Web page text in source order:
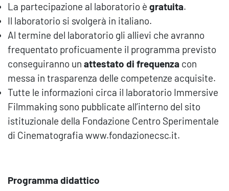
La partecipazione al laboratorio è gratuita.
Il laboratorio si svolgerà in italiano.
Al termine del laboratorio gli allievi che avranno
frequentato proficuamente il programma previsto
conseguiranno un attestato di frequenza con
messa in trasparenza delle competenze acquisite.
Tutte le informazioni circa il laboratorio Immersive
Filmmaking sono pubblicate all’interno del sito
istituzionale della Fondazione Centro Sperimentale
di Cinematografia www.fondazionecsc.it.
Programma didattico